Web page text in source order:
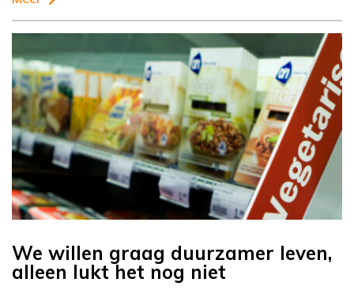
We willen graag duurzamer leven,
alleen lukt het nog niet